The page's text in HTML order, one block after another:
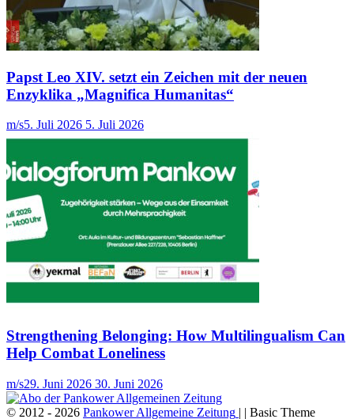
Papst Leo XIV. setzt ein Zeichen mit der neuen
Enzyklika „Magnifica Humanitas“
m/s5. Juli 2026 5. Juli 2026
Strengthening Belonging: How Multilingualism Can
Help Combat Loneliness
m/s29. Juni 2026 30. Juni 2026
© 2012 - 2026 Pankower Allgemeine Zeitung | | Basic Theme